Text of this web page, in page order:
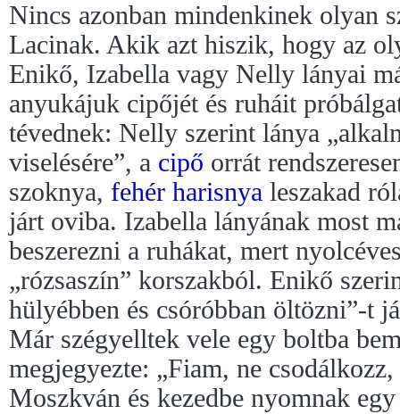
Nincs azonban mindenkinek olyan
Lacinak. Akik azt hiszik, hogy az
Enikő, Izabella vagy Nelly lányai
anyukájuk cipőjét és ruháit
tévednek: Nelly szerint lánya
viselésére”, a cipő orrát
szoknya, fehér harisnya leszakad
járt oviba. Izabella lányának most
beszerezni a ruhákat, mert
„rózsaszín” korszakból. Enikő
hülyébben és csóróbban öltözni”-t
Már szégyelltek vele egy boltba
megjegyezte: „Fiam, ne
Moszkván és kezedbe nyomnak egy